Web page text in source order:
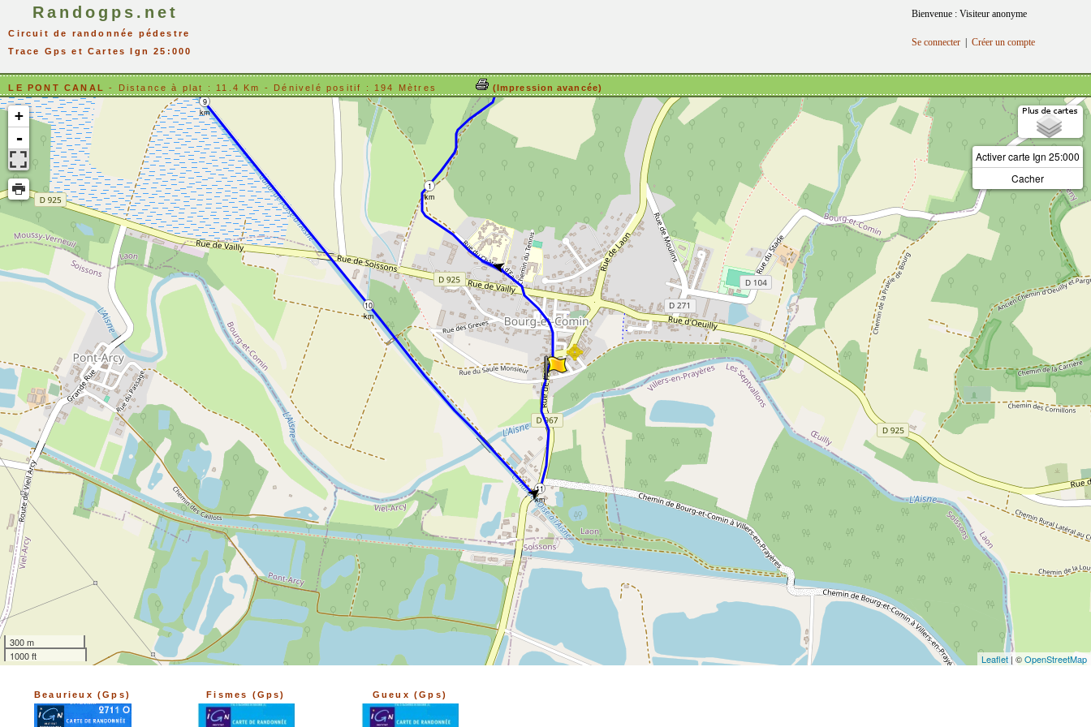
Randogps.net
Circuit de randonnée pédestre
Trace Gps et Cartes Ign 25:000
Bienvenue : Visiteur anonyme
Se connecter Créer un compte
LE PONT CANAL- Distance à plat : 11.4 Km - Dénivelé positif : 194 Mètres (Impression avancée)
Beaurieux (Gps) Fismes (Gps) Gueux (Gps)
➤
➤
10
km
1
km
9
km
11
km
+
-
Activer carte Ign 25:000
Cacher
300 m
1000 ft
Leaflet | ©OpenStreetMap